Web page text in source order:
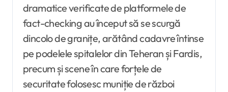
dramatice verificate de platformele de
fact-checking au început să se scurgă
dincolo de granițe, arătând cadavre întinse
pe podelele spitalelor din Teheran și Fardis,
precum și scene în care forțele de
securitate folosesc muniție de război